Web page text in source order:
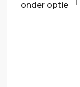
onder optie